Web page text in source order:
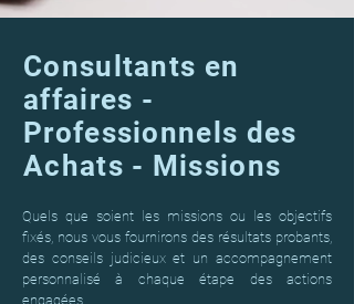
Consultants en
affaires -
Professionnels des
Achats - Missions
Quels que soient les missions ou les objectifs
fixés, nous vous fournirons des résultats probants,
des conseils judicieux et un accompagnement
personnalisé à chaque étape des actions
engagées.